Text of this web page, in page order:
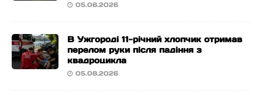
05.08.2026
В Ужгороді 11-річний хлопчик отримав
перелом руки після падіння з
квадроцикла
05.08.2026